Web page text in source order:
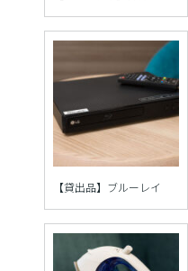
【貸出品】ブルーレイ